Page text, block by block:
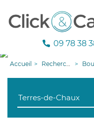
09 78 38
Accueil Recherche aide à domicile Bourgogne-